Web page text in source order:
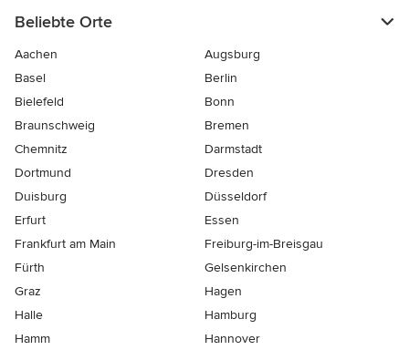
Beliebte Orte
Aachen
Augsburg
Basel
Berlin
Bielefeld
Bonn
Braunschweig
Bremen
Chemnitz
Darmstadt
Dortmund
Dresden
Duisburg
Düsseldorf
Erfurt
Essen
Frankfurt am Main
Freiburg-im-Breisgau
Fürth
Gelsenkirchen
Graz
Hagen
Halle
Hamburg
Hamm
Hannover